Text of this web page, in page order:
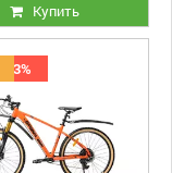
Купить
-3%